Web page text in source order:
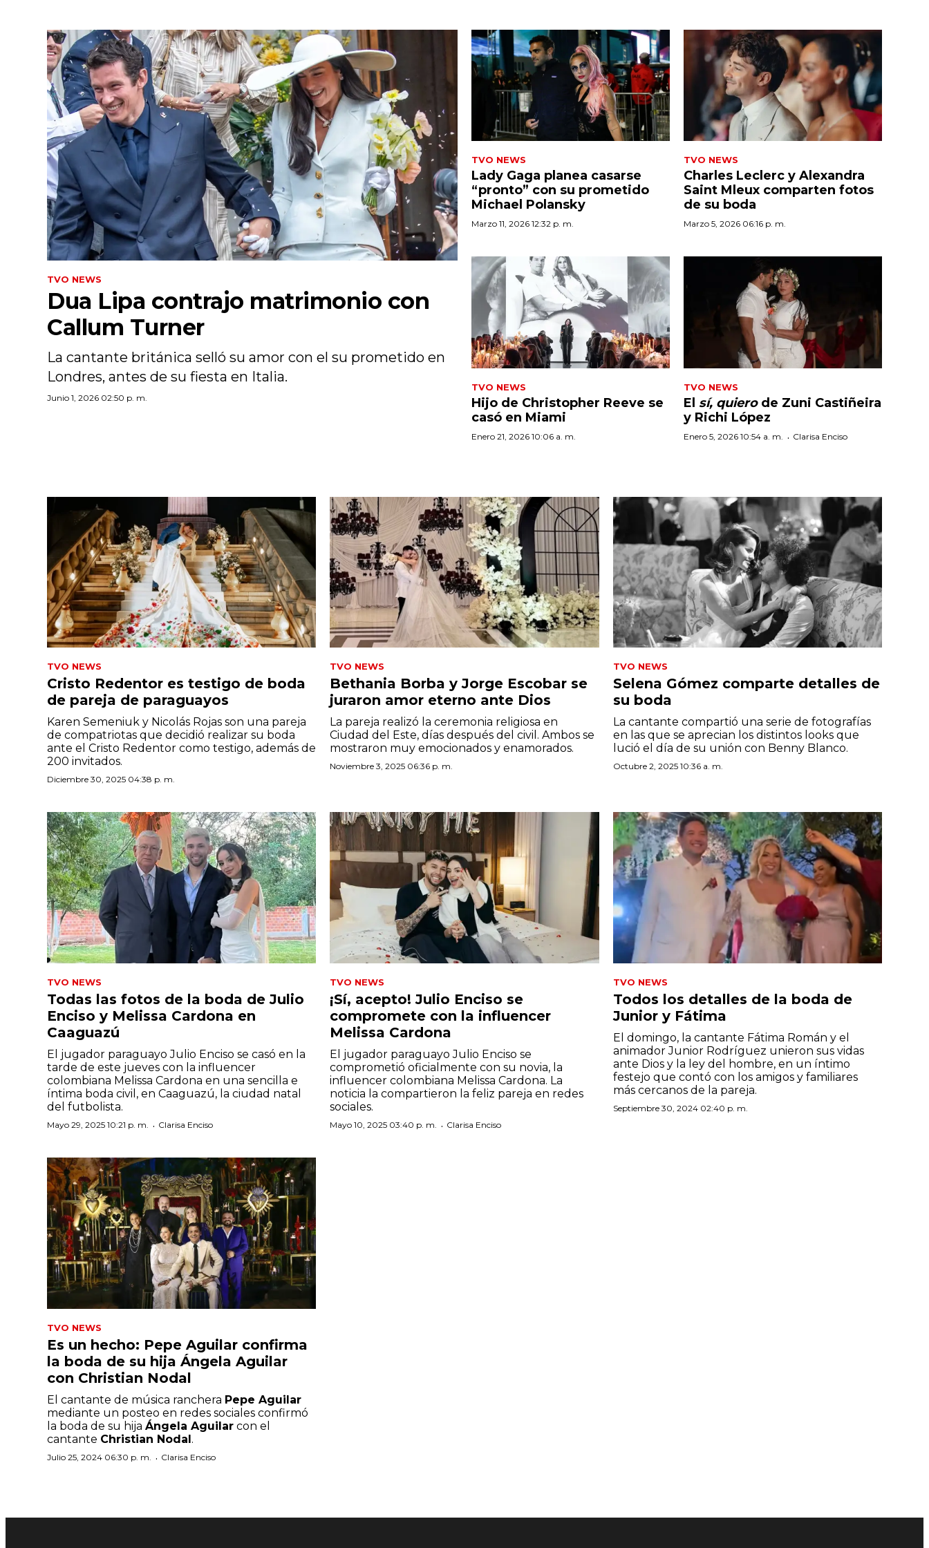
TVO NEWS
Dua Lipa contrajo matrimonio con
Callum Turner
La cantante británica selló su amor con el su prometido en
Londres, antes de su fiesta en Italia.
Junio 1, 2026 02:50 p. m.
TVO NEWS
Lady Gaga planea casarse
“pronto” con su prometido
Michael Polansky
Marzo 11, 2026 12:32 p. m.
TVO NEWS
Charles Leclerc y Alexandra
Saint Mleux comparten fotos
de su boda
Marzo 5, 2026 06:16 p. m.
TVO NEWS
Hijo de Christopher Reeve se
casó en Miami
Enero 21, 2026 10:06 a. m.
TVO NEWS
El sí, quierode Zuni Castiñeira
y Richi López
Enero 5, 2026 10:54 a. m. · Clarisa Enciso
TVO NEWS
Cristo Redentor es testigo de boda
de pareja de paraguayos
Karen Semeniuk y Nicolás Rojas son una pareja
de compatriotas que decidió realizar su boda
ante el Cristo Redentor como testigo, además de
200 invitados.
Diciembre 30, 2025 04:38 p. m.
TVO NEWS
Bethania Borba y Jorge Escobar se
juraron amor eterno ante Dios
La pareja realizó la ceremonia religiosa en
Ciudad del Este, días después del civil. Ambos se
mostraron muy emocionados y enamorados.
Noviembre 3, 2025 06:36 p. m.
TVO NEWS
Selena Gómez comparte detalles de
su boda
La cantante compartió una serie de fotografías
en las que se aprecian los distintos looks que
lució el día de su unión con Benny Blanco.
Octubre 2, 2025 10:36 a. m.
TVO NEWS
Todas las fotos de la boda de Julio
Enciso y Melissa Cardona en
Caaguazú
El jugador paraguayo Julio Enciso se casó en la
tarde de este jueves con la influencer
colombiana Melissa Cardona en una sencilla e
íntima boda civil, en Caaguazú, la ciudad natal
del futbolista.
Mayo 29, 2025 10:21 p. m. · Clarisa Enciso
TVO NEWS
¡Sí, acepto! Julio Enciso se
compromete con la influencer
Melissa Cardona
El jugador paraguayo Julio Enciso se
comprometió oficialmente con su novia, la
influencer colombiana Melissa Cardona. La
noticia la compartieron la feliz pareja en redes
sociales.
Mayo 10, 2025 03:40 p. m. · Clarisa Enciso
TVO NEWS
Todos los detalles de la boda de
Junior y Fátima
El domingo, la cantante Fátima Román y el
animador Junior Rodríguez unieron sus vidas
ante Dios y la ley del hombre, en un íntimo
festejo que contó con los amigos y familiares
más cercanos de la pareja.
Septiembre 30, 2024 02:40 p. m.
TVO NEWS
Es un hecho: Pepe Aguilar confirma
la boda de su hija Ángela Aguilar
con Christian Nodal
El cantante de música ranchera Pepe Aguilar
mediante un posteo en redes sociales confirmó
la boda de su hija Ángela Aguilar con el
cantante Christian Nodal.
Julio 25, 2024 06:30 p. m. · Clarisa Enciso